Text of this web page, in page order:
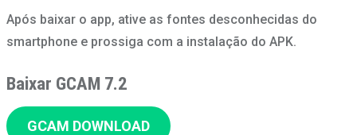
Após baixar o app, ative as fontes desconhecidas do
smartphone e prossiga com a instalação do APK.
Baixar GCAM 7.2
GCAM DOWNLOAD